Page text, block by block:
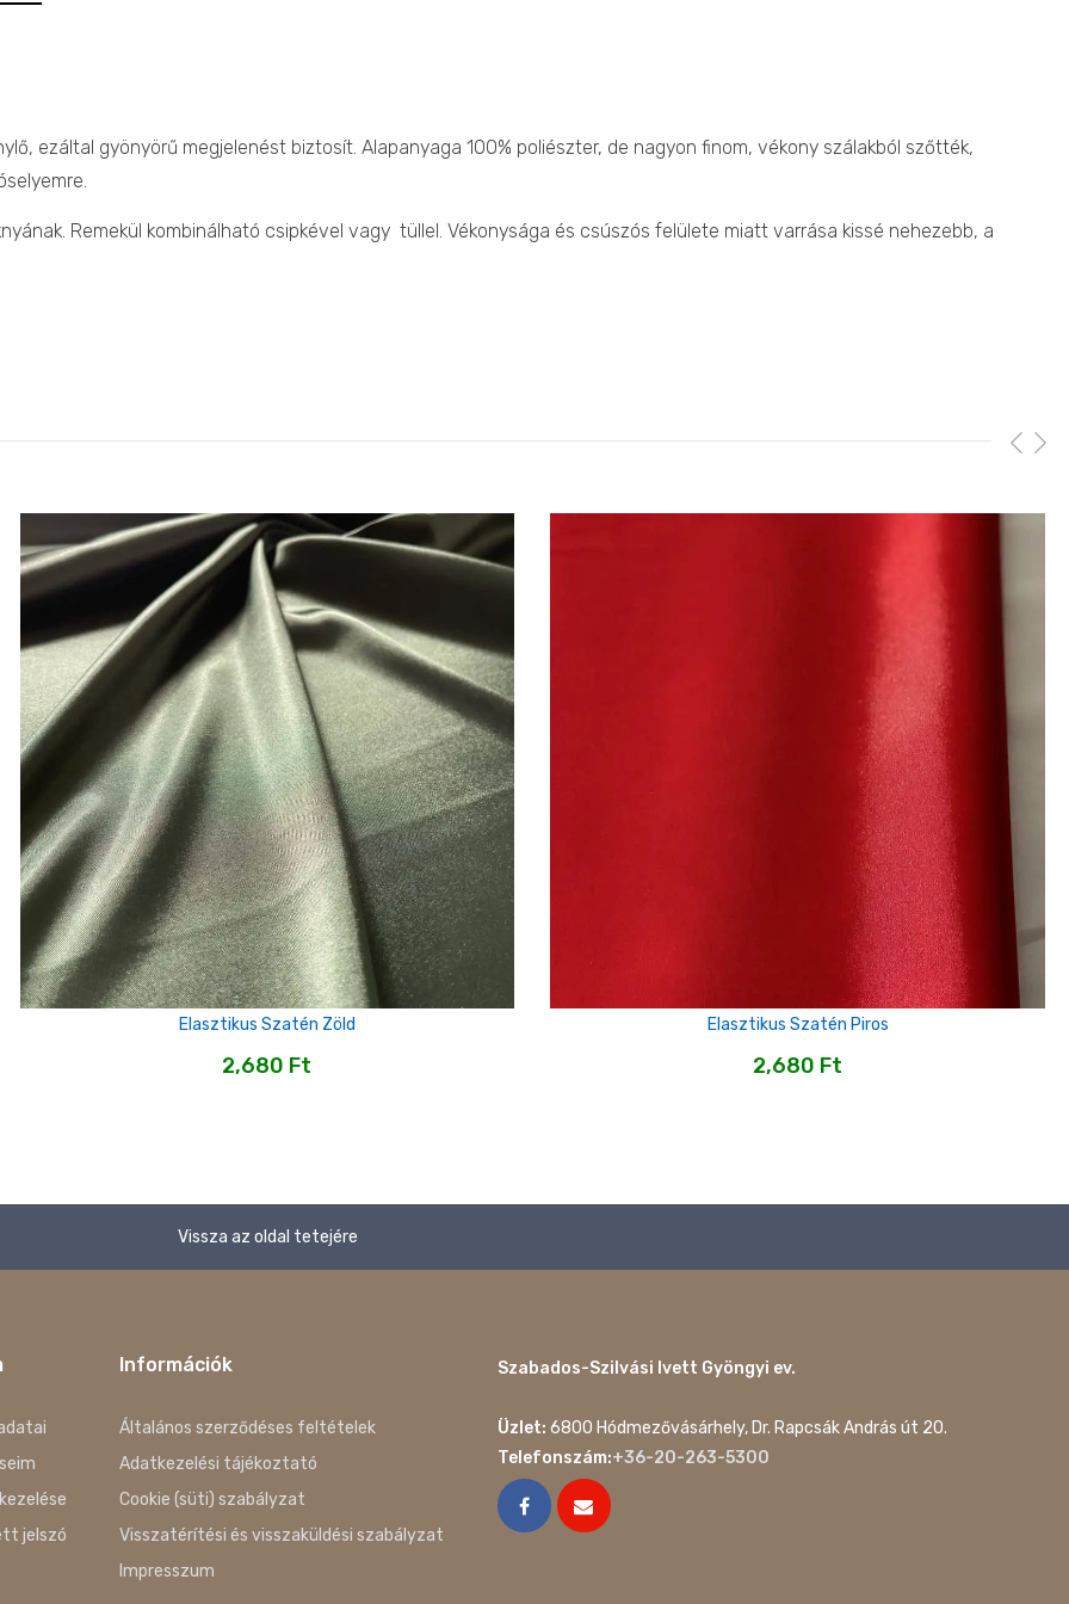
ezáltal gyönyörű megjelenést biztosít. Alapanyaga 100% poliészter, de nagyon finom, vékony szálakból szőtték,
Remekül kombinálható csipkével vagy tüllel. Vékonysága és csúszós felülete miatt varrása kissé nehezebb, a
Elasztikus Szatén Zöld
2,680 Ft
Elasztikus Szatén Piros
2,680 Ft
Vissza az oldal tetejére
jelszó
Információk
Általános szerződéses feltételek
Adatkezelési tájékoztató
Cookie (süti) szabályzat
Visszatérítési és visszaküldési szabályzat
Impresszum
Szabados-Szilvási Ivett Gyöngyi ev.
Üzlet: 6800 Hódmezővásárhely, Dr. Rapcsák András út 20.
Telefonszám:+36-20-263-5300